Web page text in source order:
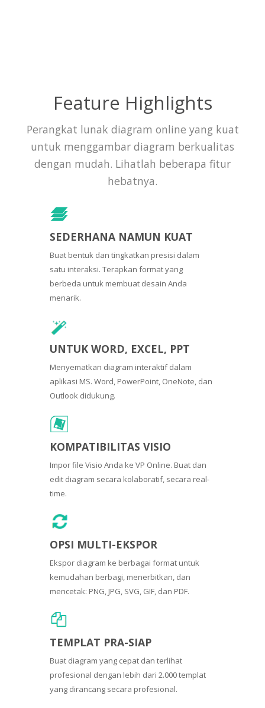
Feature Highlights
Perangkat lunak diagram online yang kuat
untuk menggambar diagram berkualitas
dengan mudah. Lihatlah beberapa fitur
hebatnya.
SEDERHANA NAMUN KUAT
Buat bentuk dan tingkatkan presisi dalam
satu interaksi. Terapkan format yang
berbeda untuk membuat desain Anda
menarik.
UNTUK WORD, EXCEL, PPT
Menyematkan diagram interaktif dalam
aplikasi MS. Word, PowerPoint, OneNote, dan
Outlook didukung.
KOMPATIBILITAS VISIO
Impor file Visio Anda ke VP Online. Buat dan
edit diagram secara kolaboratif, secara real-
time.
OPSI MULTI-EKSPOR
Ekspor diagram ke berbagai format untuk
kemudahan berbagi, menerbitkan, dan
mencetak: PNG, JPG, SVG, GIF, dan PDF.
TEMPLAT PRA-SIAP
Buat diagram yang cepat dan terlihat
profesional dengan lebih dari 2.000 templat
yang dirancang secara profesional.